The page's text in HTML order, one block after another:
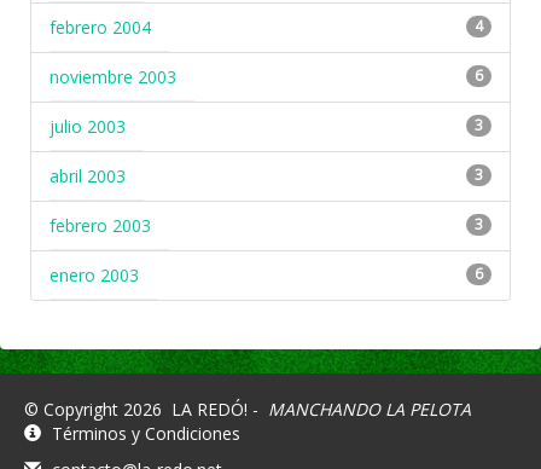
febrero 2004 4
noviembre 2003 6
julio 2003 3
abril 2003 3
febrero 2003 3
enero 2003 6
© Copyright 2026 LA REDÓ! - MANCHANDO LA PELOTA
Términos y Condiciones